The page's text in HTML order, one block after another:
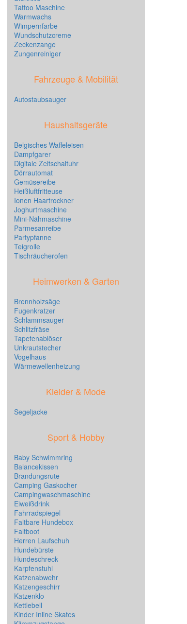
Tattoo Maschine
Warmwachs
Wimpernfarbe
Wundschutzcreme
Zeckenzange
Zungenreiniger
Fahrzeuge & Mobilität
Autostaubsauger
Haushaltsgeräte
Belgisches Waffeleisen
Dampfgarer
Digitale Zeitschaltuhr
Dörrautomat
Gemüsereibe
Heißluftfritteuse
Ionen Haartrockner
Joghurtmaschine
Mini-Nähmaschine
Parmesanreibe
Partypfanne
Teigrolle
Tischräucherofen
Heimwerken & Garten
Brennholzsäge
Fugenkratzer
Schlammsauger
Schlitzfräse
Tapetenablöser
Unkrautstecher
Vogelhaus
Wärmewellenheizung
Kleider & Mode
Segeljacke
Sport & Hobby
Baby Schwimmring
Balancekissen
Brandungsrute
Camping Gaskocher
Campingwaschmaschine
Eiweißdrink
Fahrradspiegel
Faltbare Hundebox
Faltboot
Herren Laufschuh
Hundebürste
Hundeschreck
Karpfenstuhl
Katzenabwehr
Katzengeschirr
Katzenklo
Kettlebell
Kinder Inline Skates